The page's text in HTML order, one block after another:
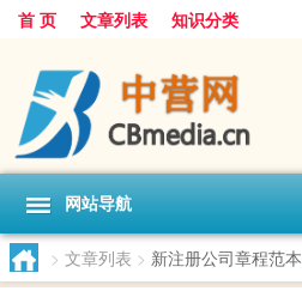
首 页 文章列表 知识分类
网站导航
> 文章列表 > 新注册公司章程范本